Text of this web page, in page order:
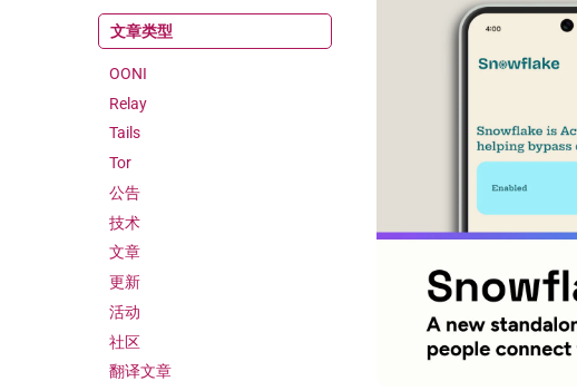
文章类型
OONI
Relay
Tails
Tor
公告
技术
文章
更新
活动
社区
翻译文章